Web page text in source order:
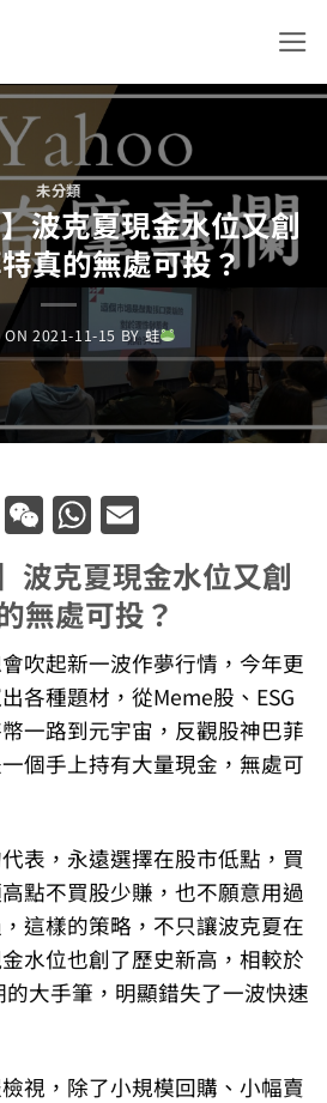
未分類
波克夏現金水位又創
真的無處可投？
ON 2021-11-15 BY蛙
LineWeChatWhatsApp
波克夏現金水位又創
無處可投？
吹起新一波作夢行情，今年更
各種題材，從Meme股、ESG
一路到元宇宙，反觀股神巴菲
個手上持有大量現金，無處可
表，永遠選擇在股市低點，買
點不買股少賺，也不願意用過
這樣的策略，不只讓波克夏在
水位也創了歷史新高，相較於
大手筆，明顯錯失了一波快速
視，除了小規模回購、小幅賣